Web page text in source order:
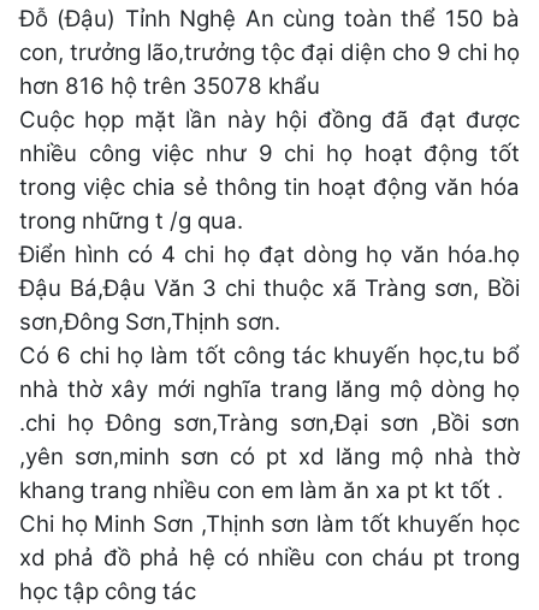
Đỗ (Đậu) Tỉnh Nghệ An cùng toàn thể 150 bà
con, trưởng lão,trưởng tộc đại diện cho 9 chi họ
hơn 816 hộ trên 35078 khẩu
Cuộc họp mặt lần này hội đồng đã đạt được
nhiều công việc như 9 chi họ hoạt động tốt
trong việc chia sẻ thông tin hoạt động văn hóa
trong những t /g qua.
Điển hình có 4 chi họ đạt dòng họ văn hóa.họ
Đậu Bá,Đậu Văn 3 chi thuộc xã Tràng sơn, Bồi
sơn,Đông Sơn,Thịnh sơn.
Có 6 chi họ làm tốt công tác khuyến học,tu bổ
nhà thờ xây mới nghĩa trang lăng mộ dòng họ
.chi họ Đông sơn,Tràng sơn,Đại sơn ,Bồi sơn
,yên sơn,minh sơn có pt xd lăng mộ nhà thờ
khang trang nhiều con em làm ăn xa pt kt tốt .
Chi họ Minh Sơn ,Thịnh sơn làm tốt khuyến học
xd phả đồ phả hệ có nhiều con cháu pt trong
học tập công tác